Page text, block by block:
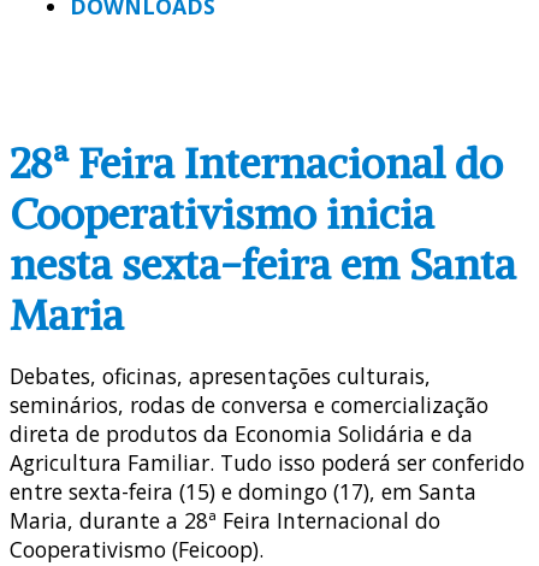
DOWNLOADS
28ª Feira Internacional do
Cooperativismo inicia
nesta sexta-feira em Santa
Maria
Debates, oficinas, apresentações culturais,
seminários, rodas de conversa e comercialização
direta de produtos da Economia Solidária e da
Agricultura Familiar. Tudo isso poderá ser conferido
entre sexta-feira (15) e domingo (17), em Santa
Maria, durante a 28ª Feira Internacional do
Cooperativismo (Feicoop).